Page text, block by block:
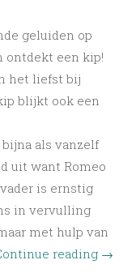
geluiden op
ontdekt een kip!
het liefst bij
blijkt ook een
als vanzelf
uit want Romeo
is ernstig
in vervulling
met hulp van
reading →